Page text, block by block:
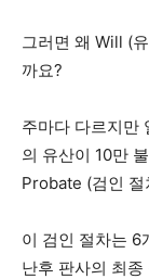
그러면 왜 Will (
까요?
주마다 다르지만
의 유산이 10만
Probate (검인 절
이 검인 절차는 6
난후 판사의 최